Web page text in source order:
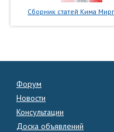
Сборник статей Кима
Форум
Новости
Консультации
Доска объявлений